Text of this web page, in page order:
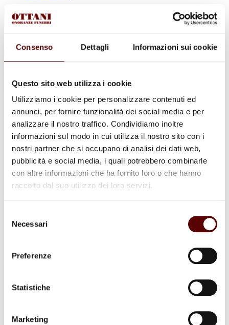
Consenso Dettagli Informazioni sui cookie
Questo sito web utilizza i cookie
Utilizziamo i cookie per personalizzare contenuti ed
annunci, per fornire funzionalità dei social media e per
analizzare il nostro traffico. Condividiamo inoltre
informazioni sul modo in cui utilizza il nostro sito con i
nostri partner che si occupano di analisi dei dati web,
pubblicità e social media, i quali potrebbero combinarle
con altre informazioni che ha fornito loro o che hanno
raccolto dal suo utilizzo dei loro servizi.
delNecessari
Preferenze
Statistiche
Marketing
Cerca
per:
in Muzzioli
27 Novembre 1949 - 15 Febbraio 2022
Condividi questa pagina
Luogo di sepoltura